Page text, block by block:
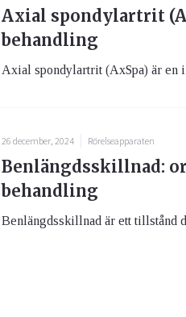
Axial spondylartrit
behandling
Axial spondylartrit (AxSpa) är en
26 december, 2024 Rörelseapparaten
Benlängdsskillnad:
behandling
Benlängdsskillnad är ett tillstånd